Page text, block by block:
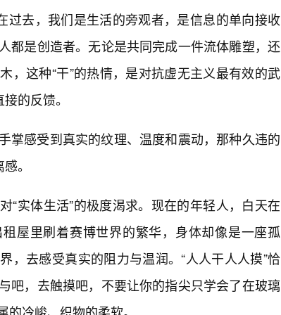
过去，我们是生活的旁观者，是信息的单向接收
都是创造者。无论是共同完成一件流体雕塑，还
，这种“干”的热情，是对抗虚无主义最有效的武
的反馈。
掌感受到真实的纹理、温度和震动，那种久违的
。
“实体生活”的极度渴求。现在的年轻人，白天在
屋里刷着赛博世界的繁华，身体却像是一座孤
，去感受真实的阻力与温润。“人人干人人摸”恰
吧，去触摸吧，不要让你的指尖只学会了在玻璃